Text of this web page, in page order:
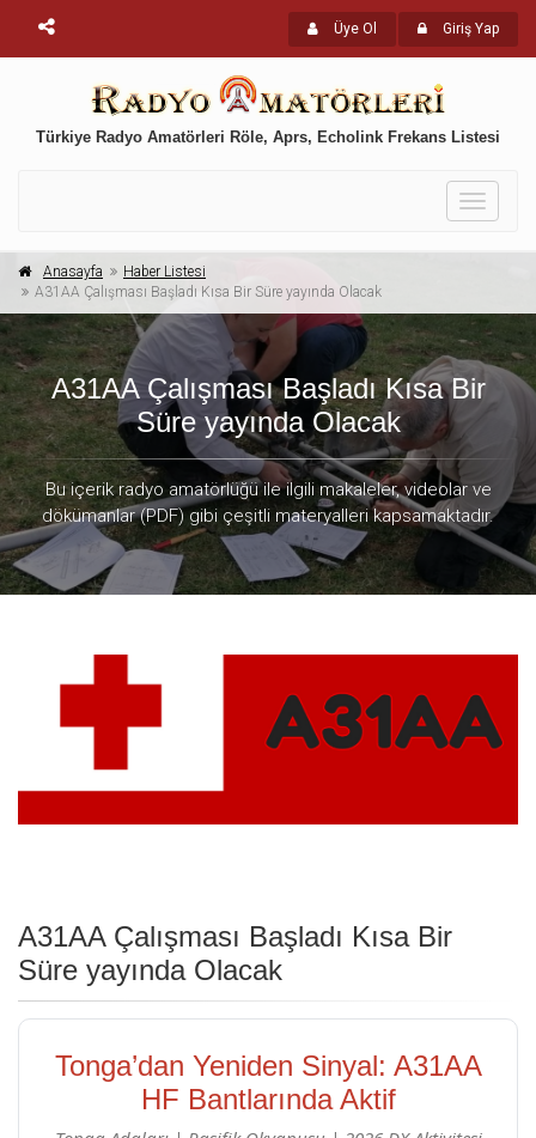
Üye Ol Giriş Yap
Türkiye Radyo Amatörleri Röle, Aprs, Echolink Frekans Listesi
Toggle
Anasayfa
Haber Listesi
A31AA Çalışması Başladı Kısa Bir Süre yayında Olacak
A31AA Çalışması Başladı Kısa Bir
Süre yayında Olacak
Bu içerik radyo amatörlüğü ile ilgili makaleler, videolar ve
dökümanlar (PDF) gibi çeşitli materyalleri kapsamaktadır.
A31AA Çalışması Başladı Kısa Bir
Süre yayında Olacak
Tonga’dan Yeniden Sinyal: A31AA
HF Bantlarında Aktif